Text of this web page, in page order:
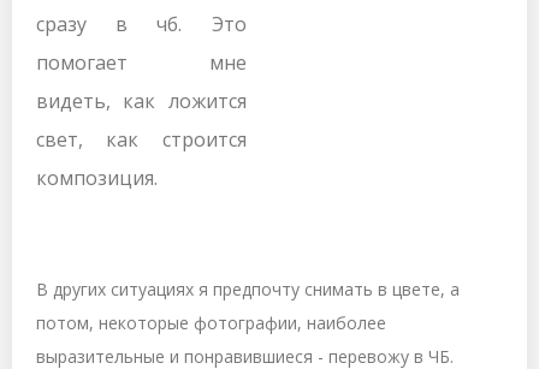
сразу в чб. Это
помогает мне
видеть, как ложится
свет, как строится
композиция.
В других ситуациях я предпочту снимать в цвете, а
потом, некоторые фотографии, наиболее
выразительные и понравившиеся - перевожу в ЧБ.